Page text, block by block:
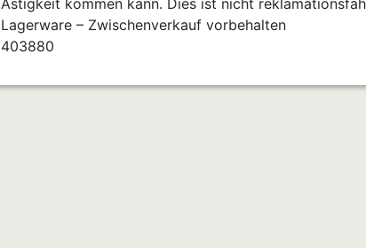
Ästigkeit kommen kann. Dies ist nicht
Lagerware – Zwischenverkauf vorbehalten
403880